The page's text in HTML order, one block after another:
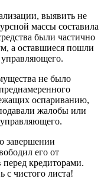
выявить не
массы составила
были частично
а оставшиеся пошли
не было
оспариванию,
жалобы или
завершении
его от
перед кредиторами.
с чистого листа!